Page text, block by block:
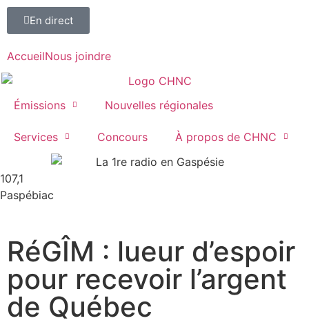
En direct
AccueilNous joindre
Émissions Nouvelles régionales
Services Concours À propos de CHNC
107,1
Paspébiac
RéGÎM : lueur d’espoir
pour recevoir l’argent
de Québec